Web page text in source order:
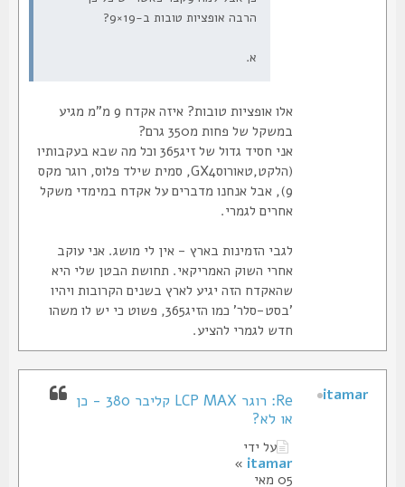
הרבה אופציות טובות ב-19×9?
אלו אופציות טובות? איזה אקדח 9 מ"מ מגיע
במשקל של פחות מ350 גרם?
אני חסיד גדול של זיג365 וכל מה שבא בעקבותיו
(הלקט,טאורוסGX4, סמית שילד פלוס, רוגר מקס
9), אבל אנחנו מדברים על אקדח במימדי משקל
אחרים לגמרי.
לגבי הזמינות בארץ - אין לי מושג. אני עוקב
אחרי השוק האמריקאי. תחושת הבטן שלי היא
שהאקדח הזה יגיע לארץ בשנים הקרובות ויהיו
'בסט-סלר' כמו הזיג365, פשוט כי יש לו משהו
חדש לגמרי להציע.
Re: רוגר LCP MAX קליבר 380 - כן
או לא?
על ידי
itamar
»
05 מאי
itamar